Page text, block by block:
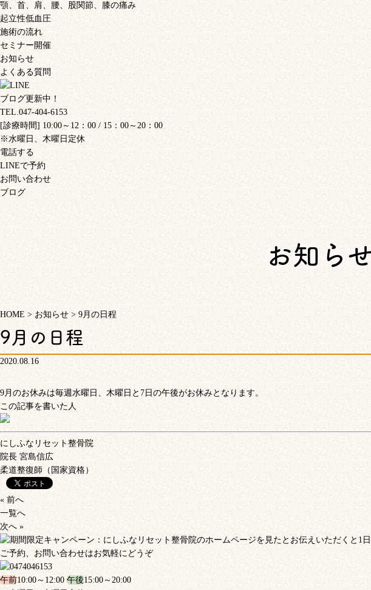
顎、首、肩、腰、股関節、膝の痛み
起立性低血圧
施術の流れ
セミナー開催
お知らせ
よくある質問
ブログ更新中！
TEL.047-404-6153
[診療時間] 10:00～12：00 / 15：00～20：00
※水曜日、木曜日定休
電話する
LINEで予約
お問い合わせ
ブログ
お知ら
HOME > お知らせ >9月の日程
9月の日程
2020.08.16
9月のお休みは毎週水曜日、木曜日と7日の午後がお休みとなります。
この記事を書いた人
にしふなリセット整骨院
院長 宮島信広
柔道整復師（国家資格）
« 前へ
一覧へ
次へ »
ご予約、お問い合わせはお気軽にどうぞ
午前10:00～12:00 午後15:00～20:00